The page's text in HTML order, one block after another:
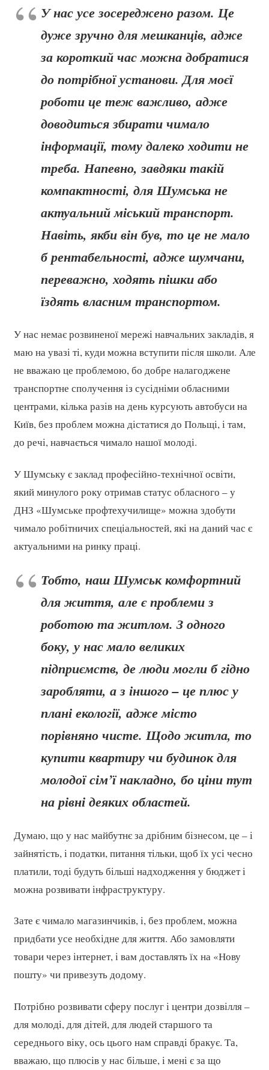
У нас усе зосереджено разом. Це
дуже зручно для мешканців, адже
за короткий час можна добратися
до потрібної установи. Для моєї
роботи це теж важливо, адже
доводиться збирати чимало
інформації, тому далеко ходити не
треба. Напевно, завдяки такій
компактності, для Шумська не
актуальний міський транспорт.
Навіть, якби він був, то це не мало
б рентабельності, адже шумчани,
переважно, ходять пішки або
їздять власним транспортом.
У нас немає розвиненої мережі навчальних закладів, я
маю на увазі ті, куди можна вступити після школи. Але
не вважаю це проблемою, бо добре налагоджене
транспортне сполучення із сусідніми обласними
центрами, кілька разів на день курсують автобуси на
Київ, без проблем можна дістатися до Польщі, і там,
до речі, навчається чимало нашої молоді.
У Шумську є заклад професійно-технічної освіти,
який минулого року отримав статус обласного – у
ДНЗ «Шумське профтехучилище» можна здобути
чимало робітничих спеціальностей, які на даний час є
актуальними на ринку праці.
Тобто, наш Шумськ комфортний
для життя, але є проблеми з
роботою та житлом. З одного
боку, у нас мало великих
підприємств, де люди могли б гідно
заробляти, а з іншого – це плюс у
плані екології, адже місто
порівняно чисте. Щодо житла, то
купити квартиру чи будинок для
молодої сім’ї накладно, бо ціни тут
на рівні деяких областей.
Думаю, що у нас майбутнє за дрібним бізнесом, це – і
зайнятість, і податки, питання тільки, щоб їх усі чесно
платили, тоді будуть більші надходження у бюджет і
можна розвивати інфраструктуру.
Зате є чимало магазинчиків, і, без проблем, можна
придбати усе необхідне для життя. Або замовляти
товари через інтернет, і вам доставлять їх на «Нову
пошту» чи привезуть додому.
Потрібно розвивати сферу послуг і центри дозвілля –
для молоді, для дітей, для людей старшого та
середнього віку, ось цього нам справді бракує. Та,
вважаю, що плюсів у нас більше, і мені є за що